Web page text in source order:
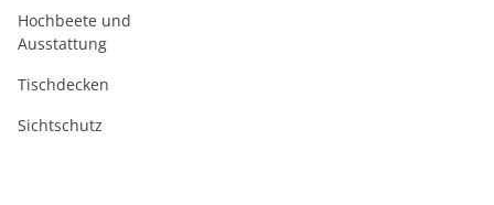
Hochbeete und
Ausstattung
Tischdecken
Sichtschutz